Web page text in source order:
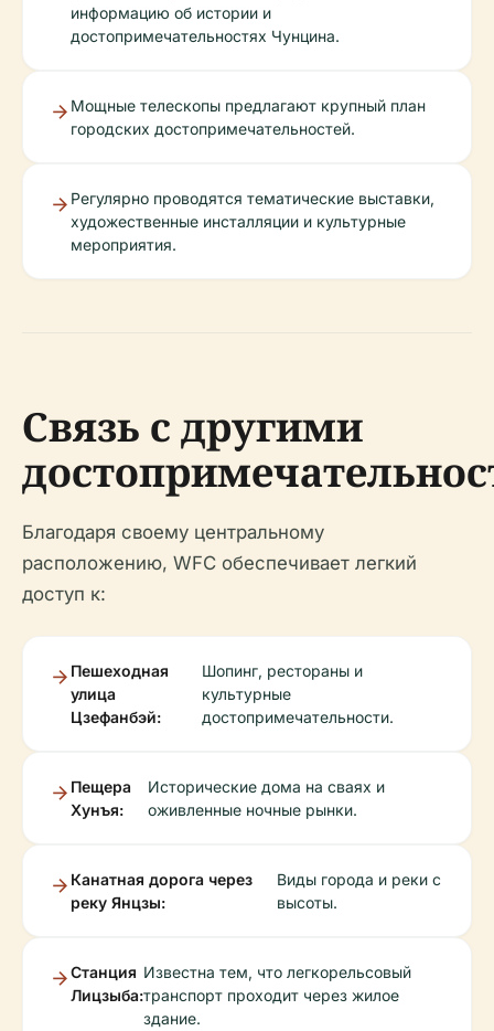
информацию об истории и
достопримечательностях Чунцина.
Мощные телескопы предлагают крупный план
городских достопримечательностей.
Регулярно проводятся тематические выставки,
художественные инсталляции и культурные
мероприятия.
Связь с другими
Благодаря своему центральному
расположению, WFC обеспечивает легкий
доступ к:
Пешеходная
улица
Цзефанбэй:
Шопинг, рестораны и
культурные
достопримечательности.
Пещера
Хунъя:
Исторические дома на сваях и
оживленные ночные рынки.
Канатная дорога через
реку Янцзы:
Виды города и реки с
высоты.
Станция
Лицзыба:
Известна тем, что легкорельсовый
транспорт проходит через жилое
здание.